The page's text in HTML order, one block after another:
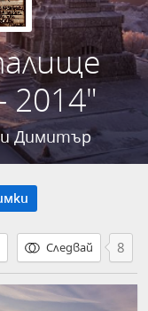
2014"
Димитър
Следвай 8